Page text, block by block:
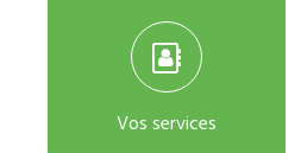
Vos services